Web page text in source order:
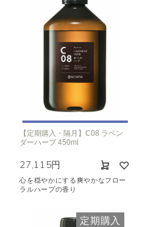
【定期購入・隔月】C08 ラベン
ダーハーブ 450ml
27,115円
心を穏やかにする爽やかなフロー
ラルハーブの香り
定期購入